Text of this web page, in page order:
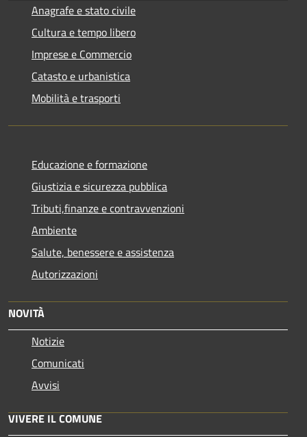
Anagrafe e stato civile
Cultura e tempo libero
Imprese e Commercio
Catasto e urbanistica
Mobilità e trasporti
Educazione e formazione
Giustizia e sicurezza pubblica
Tributi,finanze e contravvenzioni
Ambiente
Salute, benessere e assistenza
Autorizzazioni
NOVITÀ
Notizie
Comunicati
Avvisi
VIVERE IL COMUNE